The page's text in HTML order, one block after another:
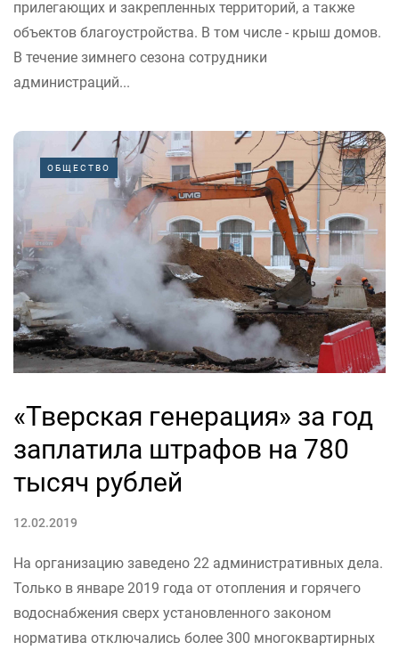
прилегающих и закрепленных территорий, а также
объектов благоустройства. В том числе - крыш домов.
В течение зимнего сезона сотрудники
администраций...
ОБЩЕСТВО
«Тверская генерация» за год
заплатила штрафов на 780
тысяч рублей
12.02.2019
На организацию заведено 22 административных дела.
Только в январе 2019 года от отопления и горячего
водоснабжения сверх установленного законом
норматива отключались более 300 многоквартирных